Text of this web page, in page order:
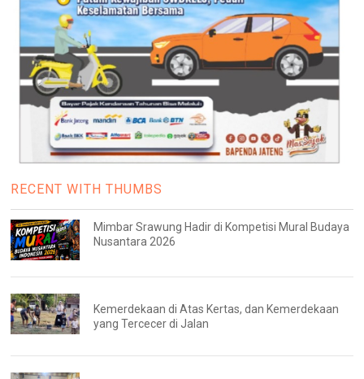
RECENT WITH THUMBS
Mimbar Srawung Hadir di Kompetisi Mural Budaya
Nusantara 2026
Kemerdekaan di Atas Kertas, dan Kemerdekaan
yang Tercecer di Jalan